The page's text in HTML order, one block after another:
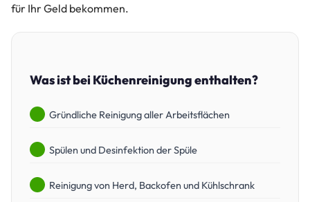
für Ihr Geld bekommen.
Was ist bei Küchenreinigung enthalten?
Gründliche Reinigung aller Arbeitsflächen
Spülen und Desinfektion der Spüle
Reinigung von Herd, Backofen und Kühlschrank